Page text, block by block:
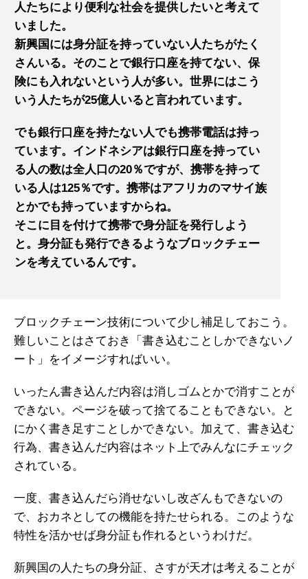
人たちにより便利な社会を提供したいと考えて
いました。
新興国には身分証を持っていない人たちがたく
さんいる。そのことで銀行口座を持てない、保
険にも入れないという人が多い。世界にはこう
いう人たちが25億人いると言われています。
でも銀行口座を持たない人でも携帯電話は持っ
ています。インドネシアは銀行口座を持ってい
る人の数は全人口の20％ですが、携帯を持って
いる人は125％です。携帯はアフリカのマサイ族
とかでも持っていますからね。
そこに目を付けて携帯で身分証を発行しよう
と。身分証も発行できるようなブロックチェー
ンを考えているんです。
ブロックチェーン技術について少し補足しておこう。
難しいことはさておき「書き込むことしかできないノ
ート」をイメージすればいい。
いったん書き込んだ内容は消しゴムとかで消すことが
できない。ページを破って捨てることもできない。と
にかく書き足すことしかできない。加えて、書き込む
行為、書き込んだ内容はネット上でみんなにチェック
されている。
一度、書き込んだら消せないし改ざんもできないの
で、おカネとしての機能を持たせられる。このような
特性を活かせば身分証も作れるというわけだ。
新興国の人たちの身分証、さすが天才は考えることが